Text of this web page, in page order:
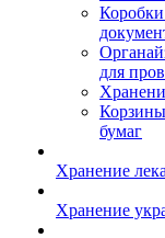
для
бумаг
Хранение
Хранение